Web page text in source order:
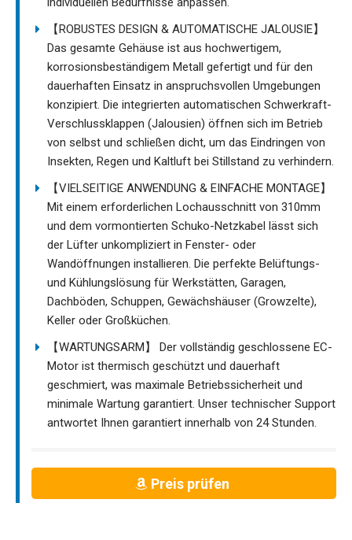
【ROBUSTES DESIGN & AUTOMATISCHE JALOUSIE】
Das gesamte Gehäuse ist aus hochwertigem,
korrosionsbeständigem Metall gefertigt und für den
dauerhaften Einsatz in anspruchsvollen Umgebungen
konzipiert. Die integrierten automatischen Schwerkraft-
Verschlussklappen (Jalousien) öffnen sich im Betrieb
von selbst und schließen dicht, um das Eindringen von
Insekten, Regen und Kaltluft bei Stillstand zu verhindern.
【VIELSEITIGE ANWENDUNG & EINFACHE MONTAGE】
Mit einem erforderlichen Lochausschnitt von 310mm
und dem vormontierten Schuko-Netzkabel lässt sich
der Lüfter unkompliziert in Fenster- oder
Wandöffnungen installieren. Die perfekte Belüftungs-
und Kühlungslösung für Werkstätten, Garagen,
Dachböden, Schuppen, Gewächshäuser (Growzelte),
Keller oder Großküchen.
【WARTUNGSARM】 Der vollständig geschlossene EC-
Motor ist thermisch geschützt und dauerhaft
geschmiert, was maximale Betriebssicherheit und
minimale Wartung garantiert. Unser technischer Support
antwortet Ihnen garantiert innerhalb von 24 Stunden.
Preis prüfen